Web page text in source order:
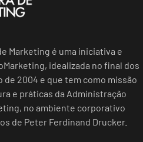
Marketing é uma iniciativa e
idealizada no final dos
de 2004 e que tem como missão
e práticas da Administração
no ambiente corporativo
de Peter Ferdinand Drucker.